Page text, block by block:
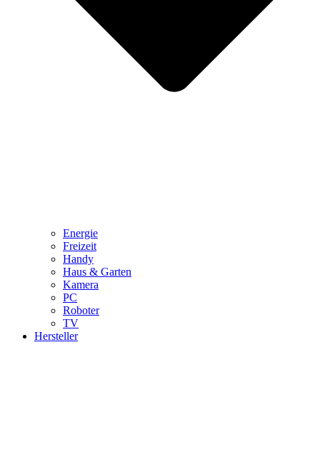
Energie
Freizeit
Handy
Haus & Garten
Kamera
PC
Roboter
TV
Hersteller